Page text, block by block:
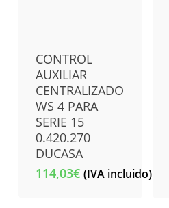
CONTROL
AUXILIAR
CENTRALIZADO
WS 4 PARA
SERIE 15
0.420.270
DUCASA
114,03€ (IVA incluido)